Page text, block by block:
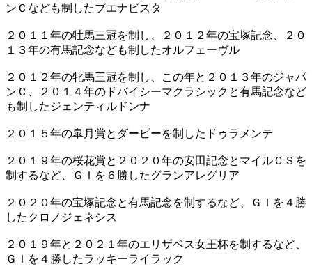
ンＣなども制したブエナビスタ
２０１１年の牡馬三冠を制し、２０１２年の宝塚記念、２０
１３年の有馬記念なども制したオルフェーヴル
２０１２年の牝馬三冠を制し、この年と２０１３年のジャパ
ンＣ、２０１４年のドバイシーマクラシックと有馬記念など
も制したジェンティルドンナ
２０１５年の皐月賞とダービーを制したドゥラメンテ
２０１９年の桜花賞と２０２０年の安田記念とマイルＣＳを
制するなど、ＧＩを６勝したグランアレグリア
２０２０年の宝塚記念と有馬記念を制するなど、ＧＩを４勝
したクロノジェネシス
２０１９年と２０２１年のエリザベス女王杯を制するなど、
ＧＩを４勝したラッキーライラック